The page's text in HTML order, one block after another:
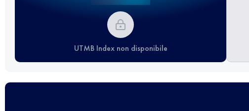
UTMB Index non disponibile